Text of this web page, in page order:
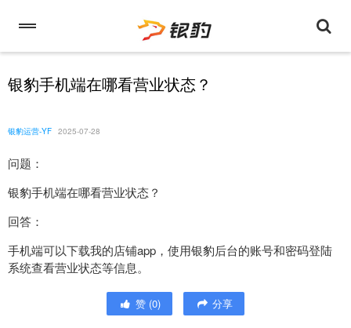
银豹手机端在哪看营业状态？
银豹运营-YF 2025-07-28
问题：
银豹手机端在哪看营业状态？
回答：
手机端可以下载我的店铺app，使用银豹后台的账号和密码登陆
系统查看营业状态等信息。
赞 (0) 分享